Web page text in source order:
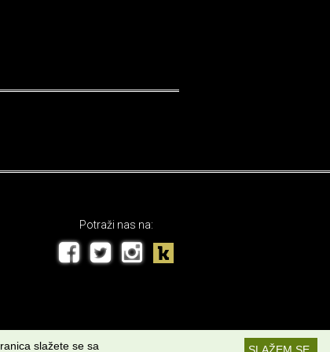
Potraži nas na:
slažete se sa